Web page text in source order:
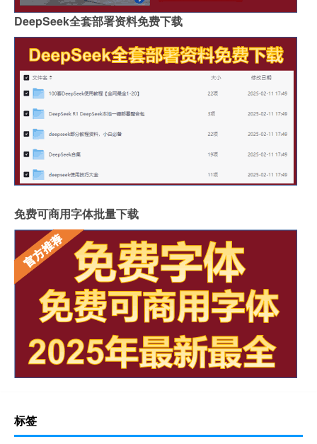
DeepSeek全套部署资料免费下载
免费可商用字体批量下载
标签